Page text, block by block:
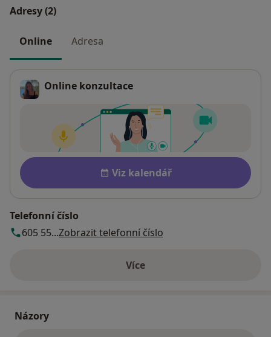
Adresy (2)
Online Adresa
Online konzultace
Dostupnost
Viz kalendář
Telefonní číslo
605 55...Zobrazit telefonní číslo
Víceo adrese
Názory